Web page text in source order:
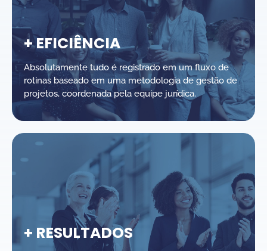
+ EFICIÊNCIA
Absolutamente tudo é registrado em um fluxo de
rotinas baseado em uma metodologia de gestão de
projetos, coordenada pela equipe jurídica.
+ RESULTADOS